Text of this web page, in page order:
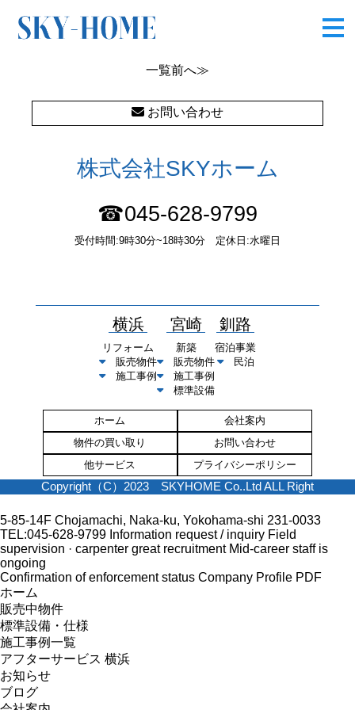
ctQ32WGLmGTApv81550802710
一覧前へ≫
お問い合わせ
株式会社SKYホーム
☎045-628-9799
受付時間:9時30分~18時30分 定休日:水曜日
横浜
リフォーム
販売物件
施工事例
宮崎
新築
販売物件
施工事例
標準設備
釧路
宿泊事業
民泊
ホーム
会社案内
物件の買い取り
お問い合わせ
他サービス
プライバシーポリシー
Copyright（C）2023 SKYHOME Co..Ltd ALL Right
5-85-14F Chojamachi, Naka-ku, Yokohama-shi 231-0033
TEL:045-628-9799 Information request / inquiry Field
supervision · carpenter great recruitment Mid-career staff is
ongoing
Confirmation of enforcement status Company Profile PDF
ホーム
販売中物件
標準設備・仕様
施工事例一覧
アフターサービス 横浜
お知らせ
ブログ